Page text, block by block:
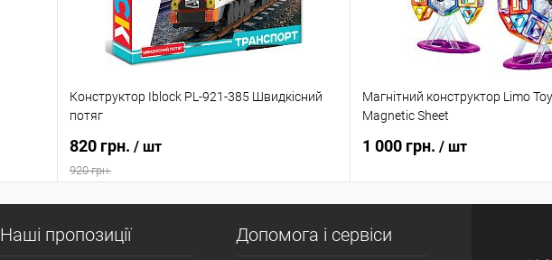
Конструктор Iblock PL-921-385 Швидкісний
потяг
820 грн. / шт
920 грн.
Магнітний конструктор Limo
Magnetic Sheet
1 000 грн. / шт
Наші пропозиції Допомога і сервіси